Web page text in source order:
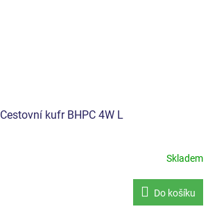
Cestovní kufr BHPC 4W L
Skladem
Do košíku